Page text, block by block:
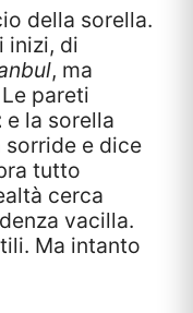
della sorella.
inizi, di
, ma
pareti
e la sorella
sorride e dice
tutto
cerca
vacilla.
Ma intanto